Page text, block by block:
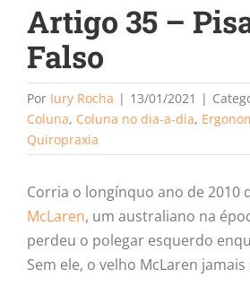
Artigo 35 –
Falso
Por Iury Rocha | 13/01/2021 |
Coluna, Coluna no dia-a-dia,
Quiropraxia
Corria o longínquo ano de 2010
McLaren, um australiano na
perdeu o polegar esquerdo
Sem ele, o velho McLaren